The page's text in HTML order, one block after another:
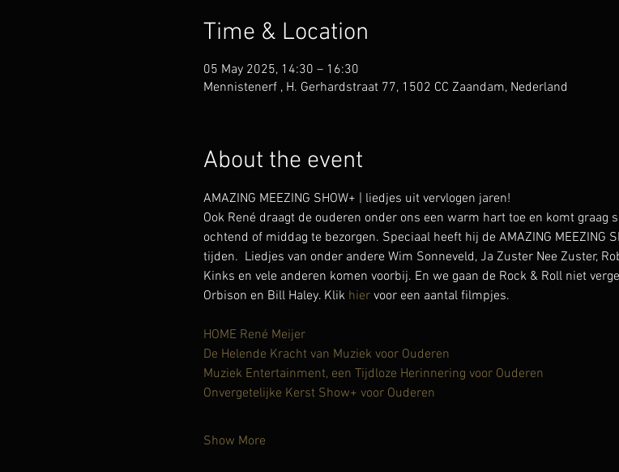
Time & Location
05 May 2025, 14:30 – 16:30
Mennistenerf , H. Gerhardstraat 77, 1502 CC Zaandam, Nederland
About the event
AMAZING MEEZING SHOW+ | liedjes uit vervlogen jaren!
Ook René draagt de ouderen onder ons een warm hart toe en komt graag
ochtend of middag te bezorgen. Speciaal heeft hij de AMAZING MEEZING
tijden.  Liedjes van onder andere Wim Sonneveld, Ja Zuster Nee Zuster,
Kinks en vele anderen komen voorbij. En we gaan de Rock & Roll niet
Orbison en Bill Haley. Klik hier voor een aantal filmpjes.
HOME René Meijer
De Helende Kracht van Muziek voor Ouderen
Muziek Entertainment, een Tijdloze Herinnering voor Ouderen
Onvergetelijke Kerst Show+ voor Ouderen
Show More